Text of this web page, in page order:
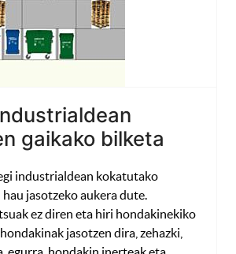
gaikako bilketa
industrialdean kokatutako
jasotzeko aukera dute.
ez diren eta hiri hondakinekiko
jasotzen dira, zehazki,